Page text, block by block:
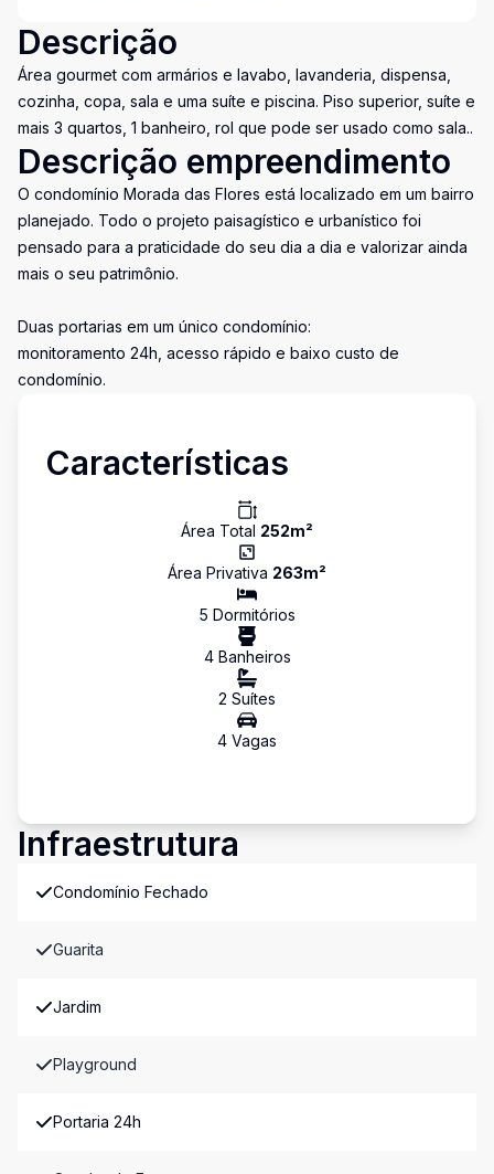
Descrição
Área gourmet com armários e lavabo, lavanderia, dispensa,
cozinha, copa, sala e uma suíte e piscina. Piso superior, suíte e
mais 3 quartos, 1 banheiro, rol que pode ser usado como sala..
Descrição empreendimento
O condomínio Morada das Flores está localizado em um bairro
planejado. Todo o projeto paisagístico e urbanístico foi
pensado para a praticidade do seu dia a dia e valorizar ainda
mais o seu patrimônio.
Duas portarias em um único condomínio:
monitoramento 24h, acesso rápido e baixo custo de
condomínio.
Características
Área Total 252m²
Área Privativa 263m²
5 Dormitórios
4Banheiros
2 Suítes
4 Vagas
Infraestrutura
Condomínio Fechado
Guarita
Jardim
Playground
Portaria 24h